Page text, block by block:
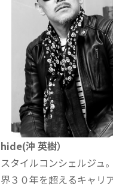
hide(沖 英樹）
スタイルコンシェルジュ
界３０年を超えるキャリ